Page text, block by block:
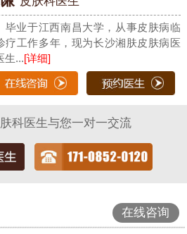
毕业于江西南昌大学，从事皮肤病临
疗工作多年，现为长沙湘肤皮肤病医
生...[详细]
科医生与您一对一交流
在线咨询